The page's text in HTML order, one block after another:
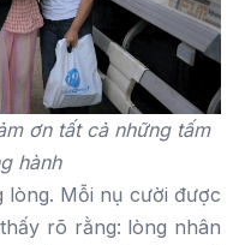
ơn tất cả những tấm
hành
lòng. Mỗi nụ cười được
rõ rằng: lòng nhân